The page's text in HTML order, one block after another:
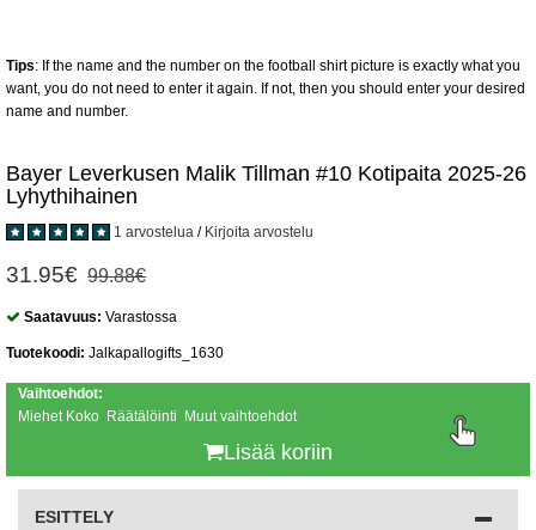
Tips: If the name and the number on the football shirt picture is exactly what you
want, you do not need to enter it again. If not, then you should enter your desired
name and number.
Bayer Leverkusen Malik Tillman #10 Kotipaita 2025-26
Lyhythihainen
1 arvostelua / Kirjoita arvostelu
31.95€ 99.88€
Saatavuus: Varastossa
Tuotekoodi: Jalkapallogifts_1630
Vaihtoehdot:
Miehet Koko Räätälöinti Muut vaihtoehdot
Lisää koriin
ESITTELY